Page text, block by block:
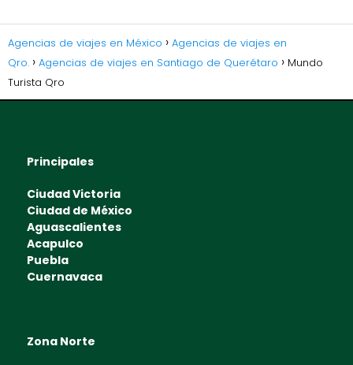
Agencias de viajes en México
Agencias de viajes en
Qro.
Agencias de viajes en Santiago de Querétaro
Mundo
Turista Qro
Principales
Ciudad Victoria
Ciudad de México
Aguascalientes
Acapulco
Puebla
Cuernavaca
Zona Norte